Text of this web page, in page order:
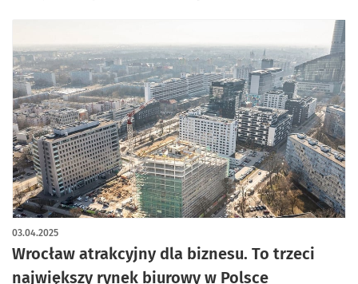
Wrocław atrakcyjny dla biznesu. To trzeci
największy rynek biurowy w Polsce
03.04.2025